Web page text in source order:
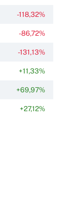
-118,32%
-86,72%
-131,13%
+11,33%
+69,97%
+27,12%